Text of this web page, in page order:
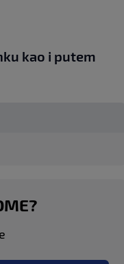
kao i putem